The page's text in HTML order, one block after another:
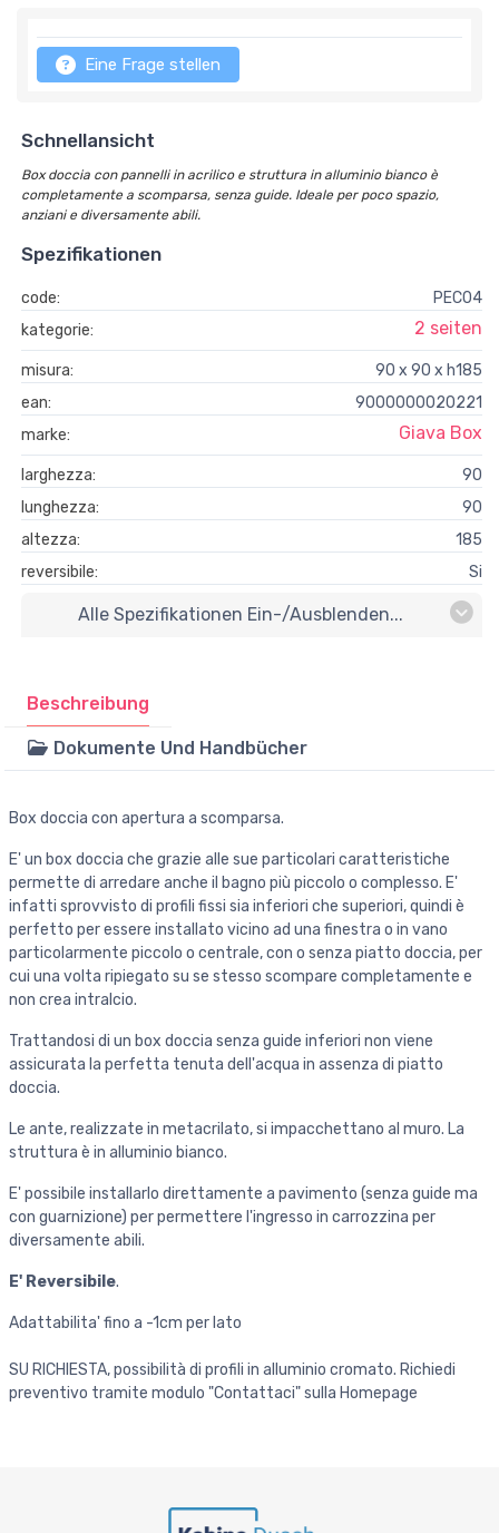
Eine Frage stellen
Schnellansicht
Box doccia con pannelli in acrilico e struttura in alluminio bianco è
completamente a scomparsa, senza guide. Ideale per poco spazio,
anziani e diversamente abili.
Spezifikationen
code:
PEC04
kategorie:
2 seiten
misura:
90 x 90 x h185
ean:
9000000020221
marke:
Giava Box
larghezza:
90
lunghezza:
90
altezza:
185
reversibile:
Si
Alle Spezifikationen Ein-/ausblenden...
Beschreibung
Dokumente Und Handbücher
Box doccia con apertura a scomparsa.
E' un box doccia che grazie alle sue particolari caratteristiche
permette di arredare anche il bagno più piccolo o complesso. E'
infatti sprovvisto di profili fissi sia inferiori che superiori, quindi è
perfetto per essere installato vicino ad una finestra o in vano
particolarmente piccolo o centrale, con o senza piatto doccia, per
cui una volta ripiegato su se stesso scompare completamente e
non crea intralcio.
Trattandosi di un box doccia senza guide inferiori non viene
assicurata la perfetta tenuta dell'acqua in assenza di piatto
doccia.
Le ante, realizzate in metacrilato, si impacchettano al muro. La
struttura è in alluminio bianco.
E' possibile installarlo direttamente a pavimento (senza guide ma
con guarnizione) per permettere l'ingresso in carrozzina per
diversamente abili.
E' Reversibile.
Adattabilita' fino a -1cm per lato
SU RICHIESTA, possibilità di profili in alluminio cromato. Richiedi
preventivo tramite modulo "Contattaci" sulla Homepage